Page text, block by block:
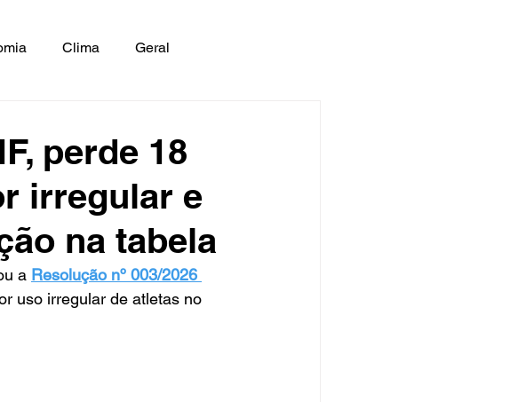
Clima Geral
Seleção Brasileira
Trânsito
perde 18
irregular e
na tabela
a Resolução nº 003/2026
uso irregular de atletas no